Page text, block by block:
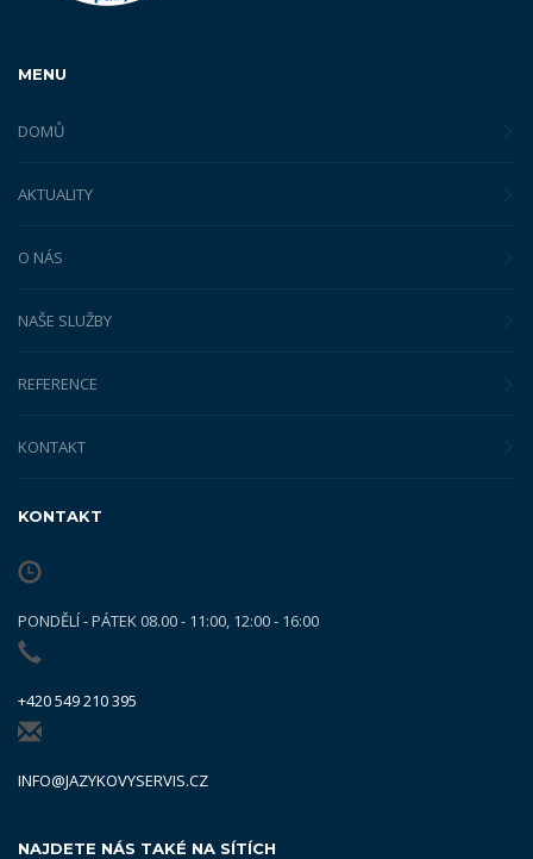
MENU
DOMŮ
AKTUALITY
O NÁS
NAŠE SLUŽBY
REFERENCE
KONTAKT
KONTAKT
PONDĚLÍ - PÁTEK 08.00 - 11:00, 12:00 - 16:00
+420 549 210 395
INFO@JAZYKOVYSERVIS.CZ
NAJDETE NÁS TAKÉ NA SÍTÍCH